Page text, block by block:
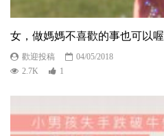
女，做媽媽不喜歡的事也可以喔
歡迎投稿
04/05/2018
2.7K
1